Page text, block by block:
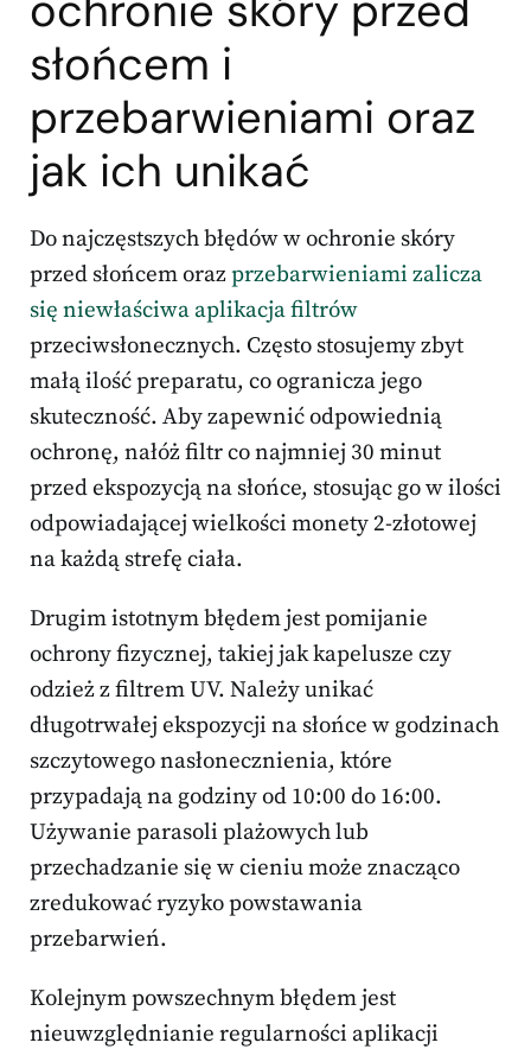
słońcem i
przebarwieniami oraz
jak ich unikać
Do najczęstszych błędów w ochronie skóry
przed słońcem orazprzebarwieniami zalicza
się niewłaściwa aplikacja filtrów
przeciwsłonecznych. Często stosujemy zbyt
małą ilość preparatu, co ogranicza jego
skuteczność. Aby zapewnić odpowiednią
ochronę, nałóż filtr co najmniej 30 minut
przed ekspozycją na słońce, stosując go w ilości
odpowiadającej wielkości monety 2-złotowej
na każdą strefę ciała.
Drugim istotnym błędem jest pomijanie
ochrony fizycznej, takiej jak kapelusze czy
odzież z filtrem UV. Należy unikać
długotrwałej ekspozycji na słońce w godzinach
szczytowego nasłonecznienia, które
przypadają na godziny od 10:00 do 16:00.
Używanie parasoli plażowych lub
przechadzanie się w cieniu może znacząco
zredukować ryzyko powstawania
przebarwień.
Kolejnym powszechnym błędem jest
nieuwzględnianie regularności aplikacji